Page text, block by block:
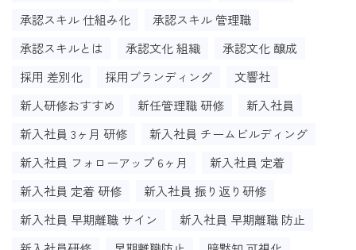
承認スキル 仕組み化
承認スキル 管理職
承認スキルとは
承認文化 組織
承認文化 醸成
採用 差別化
採用ブランディング
文響社
新人研修おすすめ
新任管理職 研修
新入社員
新入社員 3ヶ月 研修
新入社員 チームビルディング
新入社員 フォローアップ 6ヶ月
新入社員 定着
新入社員 定着 研修
新入社員 振り返り研修
新入社員 早期離職 サイン
新入社員 早期離職 防止